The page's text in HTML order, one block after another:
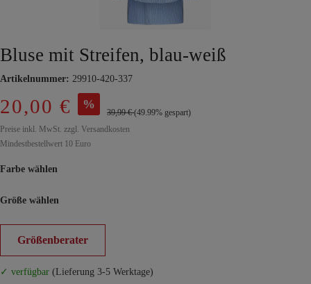
Bluse mit Streifen, blau-weiß
Artikelnummer: 29910-420-337
20,00 € %
39,99 €(49.99% gespart)
Preise inkl. MwSt. zzgl. Versandkosten
Mindestbestellwert 10 Euro
Farbe wählen
Größe wählen
Größenberater
✓ verfügbar (Lieferung 3-5 Werktage)